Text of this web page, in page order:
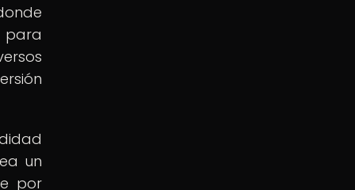
un
por